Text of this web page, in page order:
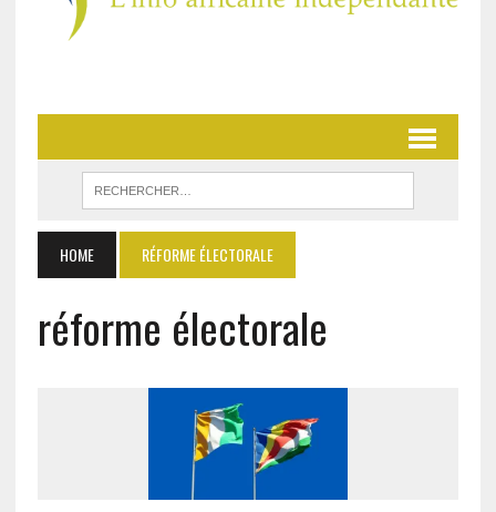
HOME RÉFORME ÉLECTORALE
réforme électorale